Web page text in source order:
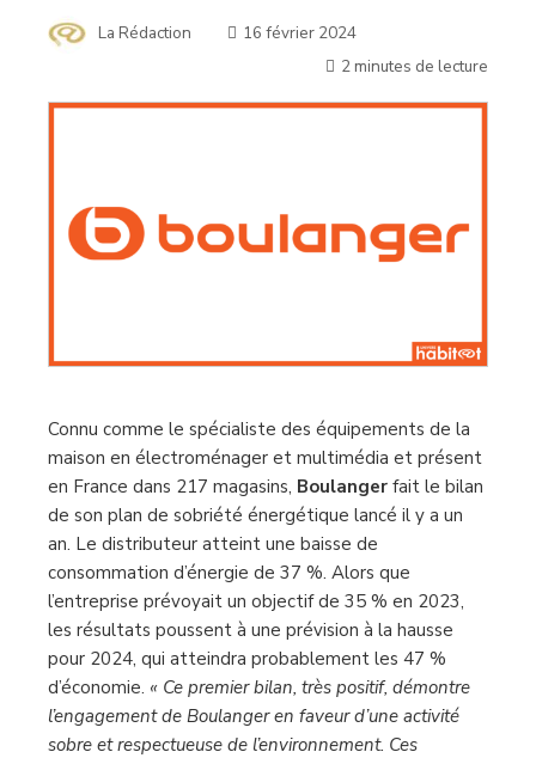
La Rédaction
16 février 2024
2 minutes de lecture
Connu comme le spécialiste des équipements de la
maison en électroménager et multimédia et présent
en France dans 217 magasins, Boulanger fait le bilan
de son plan de sobriété énergétique lancé il y a un
an. Le distributeur atteint une baisse de
consommation d’énergie de 37 %. Alors que
l’entreprise prévoyait un objectif de 35 % en 2023,
les résultats poussent à une prévision à la hausse
pour 2024, qui atteindra probablement les 47 %
d’économie. « Ce premier bilan, très positif, démontre
l’engagement de Boulanger en faveur d’une activité
sobre et respectueuse de l’environnement. Ces